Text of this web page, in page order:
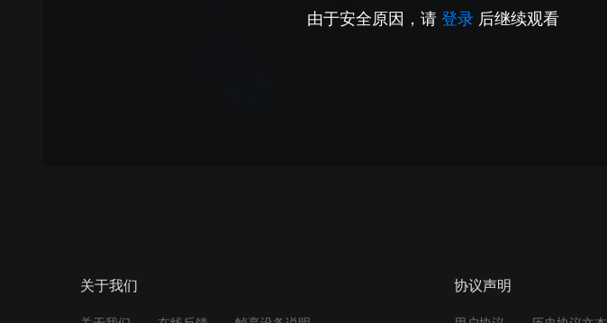
由于安全原因，请 登录 后继续观看
关于我们 协议声明